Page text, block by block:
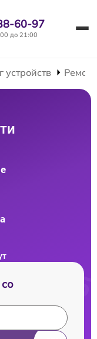
60-97
до 21:00
устройств